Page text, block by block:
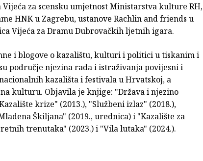
za scensku umjetnost Ministarstva kulture RH,
HNK u Zagrebu, ustanove Rachlin and friends u
Vijeća za Dramu Dubrovačkih ljetnih igara.
i blogove o kazalištu, kulturi i politici u tiskanim i
područje njezina rada i istraživanja povijesni i
kazališta i festivala u Hrvatskoj, a
kulturu. Objavila je knjige: "Država i njezino
krize" (2013.), "Službeni izlaz" (2018.),
Škiljana" (2019., urednica) i "Kazalište za
trenutaka" (2023.) i "Vila lutaka" (2024.).